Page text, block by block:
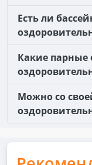
Есть ли
Какие парные
Можно со